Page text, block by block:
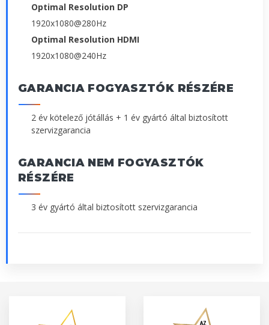
Optimal Resolution DP
1920x1080@280Hz
Optimal Resolution HDMI
1920x1080@240Hz
GARANCIA FOGYASZTÓK RÉSZÉRE
2 év kötelező jótállás + 1 év gyártó által biztosított
szervizgarancia
GARANCIA NEM FOGYASZTÓK
RÉSZÉRE
3 év gyártó által biztosított szervizgarancia